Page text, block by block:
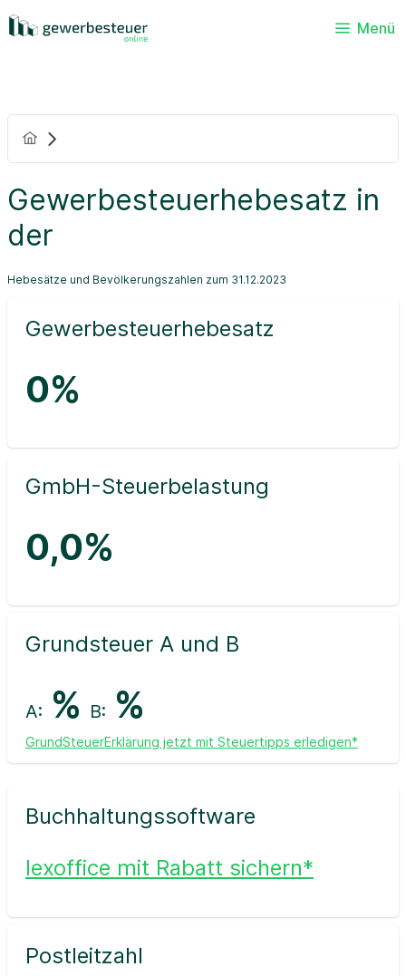
Menü
Gewerbesteuerhebesatz in
der
Hebesätze und Bevölkerungszahlen zum 31.12.2023
Gewerbesteuerhebesatz
0%
GmbH-Steuerbelastung
0,0%
Grundsteuer A und B
A: % B: %
GrundSteuerErklärung jetzt mit Steuertipps erledigen*
Buchhaltungssoftware
lexoffice mit Rabatt sichern*
Postleitzahl